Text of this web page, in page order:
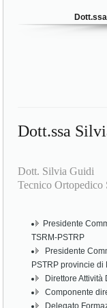
Dott.ssa
Dott. Silvia Guidi
Tecnico Ortopedico
Presidente
TSRM-PSTRP
Presidente
PSTRP provincie di
Direttore
Componente